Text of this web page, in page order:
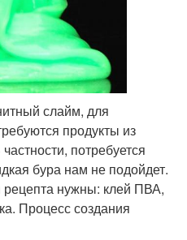
слайм, для
продукты из
потребуется
бура нам не подойдет.
рецепта нужны: клей ПВА,
Процесс создания